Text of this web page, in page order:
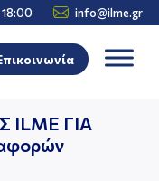
 info@ilme.gr
ΓΙΑ